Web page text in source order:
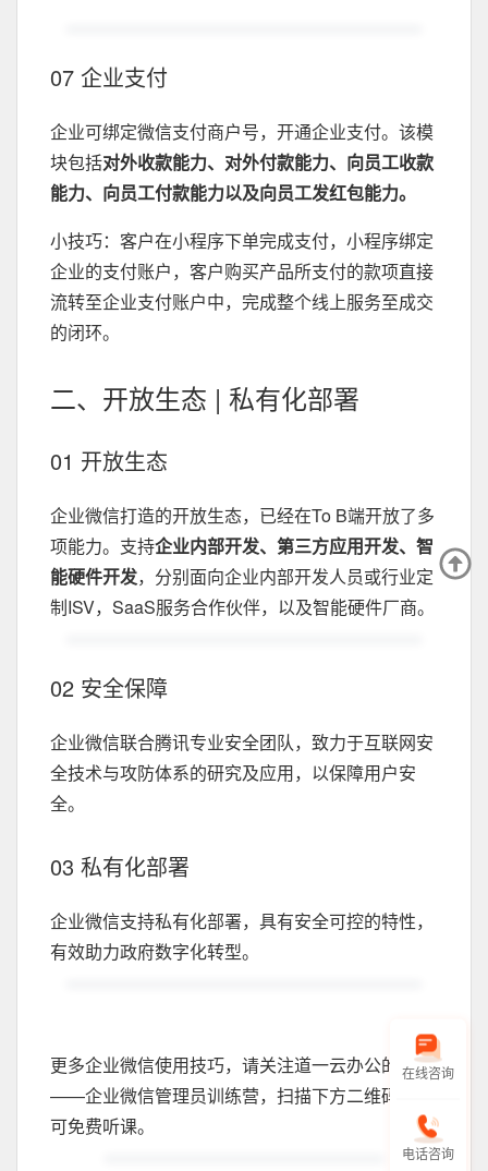
07 企业支付
企业可绑定微信支付商户号，开通企业支付。该模
块包括对外收款能力、对外付款能力、向员工收款
能力、向员工付款能力以及向员工发红包能力。
小技巧：客户在小程序下单完成支付，小程序绑定
企业的支付账户，客户购买产品所支付的款项直接
流转至企业支付账户中，完成整个线上服务至成交
的闭环。
二、开放生态 | 私有化部署
01 开放生态
企业微信打造的开放生态，已经在To B端开放了多
项能力。支持企业内部开发、第三方应用开发、智
能硬件开发，分别面向企业内部开发人员或行业定
制ISV，SaaS服务合作伙伴，以及智能硬件厂商。
02 安全保障
企业微信联合腾讯专业安全团队，致力于互联网安
全技术与攻防体系的研究及应用，以保障用户安
全。
03 私有化部署
企业微信支持私有化部署，具有安全可控的特性，
有效助力政府数字化转型。
更多企业微信使用技巧，请关注道一云办公的课程
——企业微信管理员训练营，扫描下方二维码，即
可免费听课。
在线咨询
电话咨询